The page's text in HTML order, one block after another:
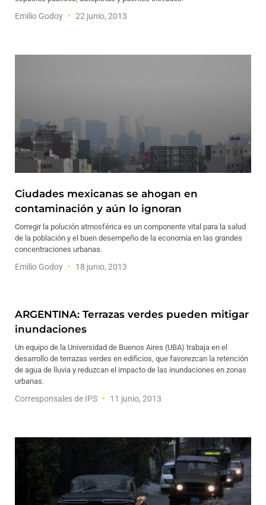
Emilio Godoy 22 junio, 2013
Ciudades mexicanas se ahogan en
contaminación y aún lo ignoran
Corregir la polución atmosférica es un componente vital para la salud
de la población y el buen desempeño de la economía en las grandes
concentraciones urbanas.
Emilio Godoy 18 junio, 2013
ARGENTINA: Terrazas verdes pueden mitigar
inundaciones
Un equipo de la Universidad de Buenos Aires (UBA) trabaja en el
desarrollo de terrazas verdes en edificios, que favorezcan la retención
de agua de lluvia y reduzcan el impacto de las inundaciones en zonas
urbanas.
Corresponsales de IPS 11 junio, 2013